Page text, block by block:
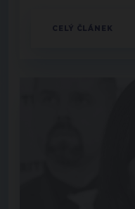
CELÝ ČLÁNEK